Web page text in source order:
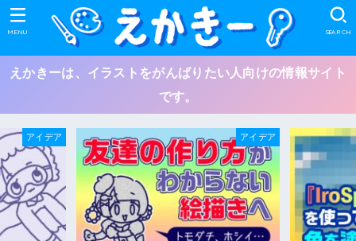
SEARCH
MENU
えかきーは、イラストをがんばりたい人向けの情報サイト
です。
アイデア アイデア